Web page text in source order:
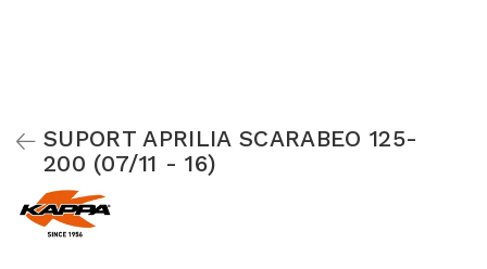
SUPORT APRILIA SCARABEO 125-
200 (07/11 - 16)